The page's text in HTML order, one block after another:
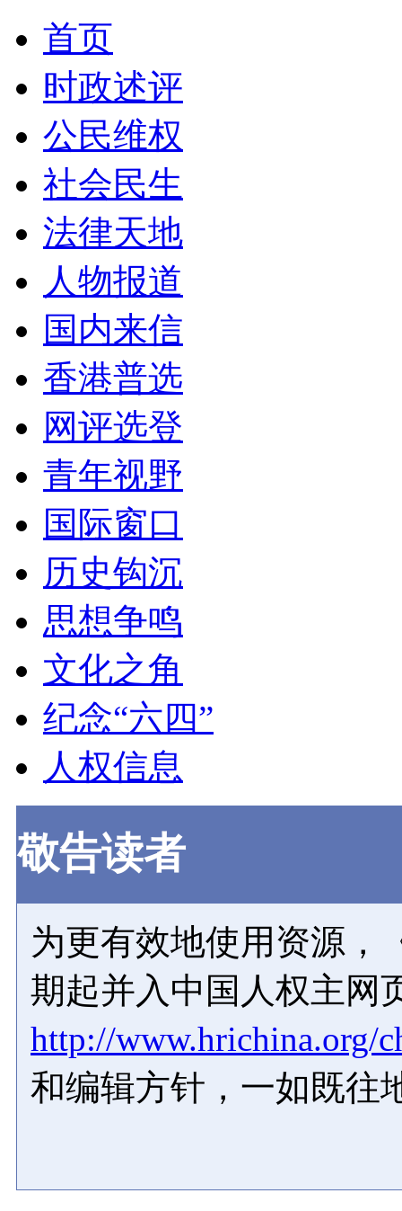
首页
时政述评
公民维权
社会民生
法律天地
人物报道
国内来信
香港普选
网评选登
青年视野
国际窗口
历史钩沉
思想争鸣
文化之角
纪念“六四”
人权信息
敬告读者
为更有效地使用资源，
期起并入中国人权主网
http://www.hrichina.org/
和编辑方针，一如既往